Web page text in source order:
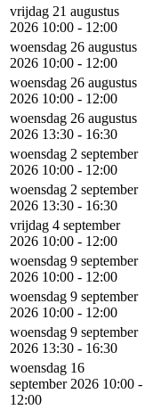
vrijdag 21 augustus
2026 10:00 - 12:00
woensdag 26 augustus
2026 10:00 - 12:00
woensdag 26 augustus
2026 10:00 - 12:00
woensdag 26 augustus
2026 13:30 - 16:30
woensdag 2 september
2026 10:00 - 12:00
woensdag 2 september
2026 13:30 - 16:30
vrijdag 4 september
2026 10:00 - 12:00
woensdag 9 september
2026 10:00 - 12:00
woensdag 9 september
2026 10:00 - 12:00
woensdag 9 september
2026 13:30 - 16:30
woensdag 16
september 2026 10:00 -
12:00